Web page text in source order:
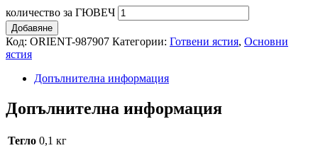
количество за ГЮВЕЧ
Добавяне
Код: ORIENT-987907 Категории: Готвени ястия, Основни
ястия
Допълнителна информация
Допълнителна информация
Тегло 0,1 кг